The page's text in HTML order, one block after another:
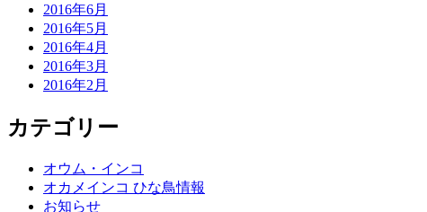
2016年6月
2016年5月
2016年4月
2016年3月
2016年2月
カテゴリー
オウム・インコ
オカメインコ ひな鳥情報
お知らせ